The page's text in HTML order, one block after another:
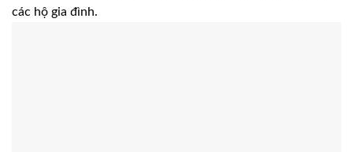
các hộ gia đình.